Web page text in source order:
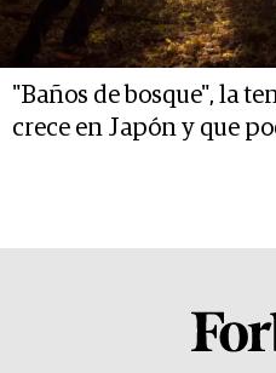
"Baños de bosque", la
crece en Japón y que